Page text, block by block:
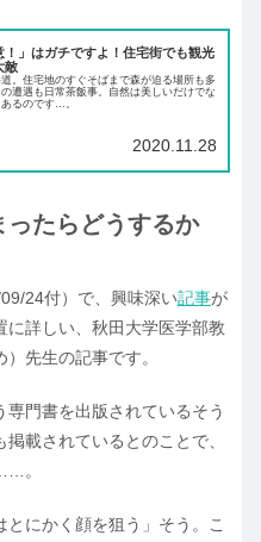
！」はガチですよ！住宅街でも観光
敵
。住宅地のすぐそばまで森が迫る場所も多
遭遇も日常茶飯事。自然は美しいだけでな
るのです…。
2020.11.28
ったらどうするか
24付）で、興味深い記事が
に詳しい、秋田大学医学部教
先生の記事です。
門書を出版されているそう
載されているとのことで、
。
にかく顔を狙う」そう。こ